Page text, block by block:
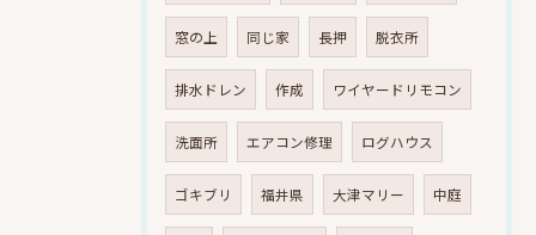
窓の上 同じ家 長押 脱衣所
排水ドレン 作成 ワイヤードリモコン
洗面所 エアコン修理 ログハウス
ゴキブリ 福井県 大津マリー 中庭